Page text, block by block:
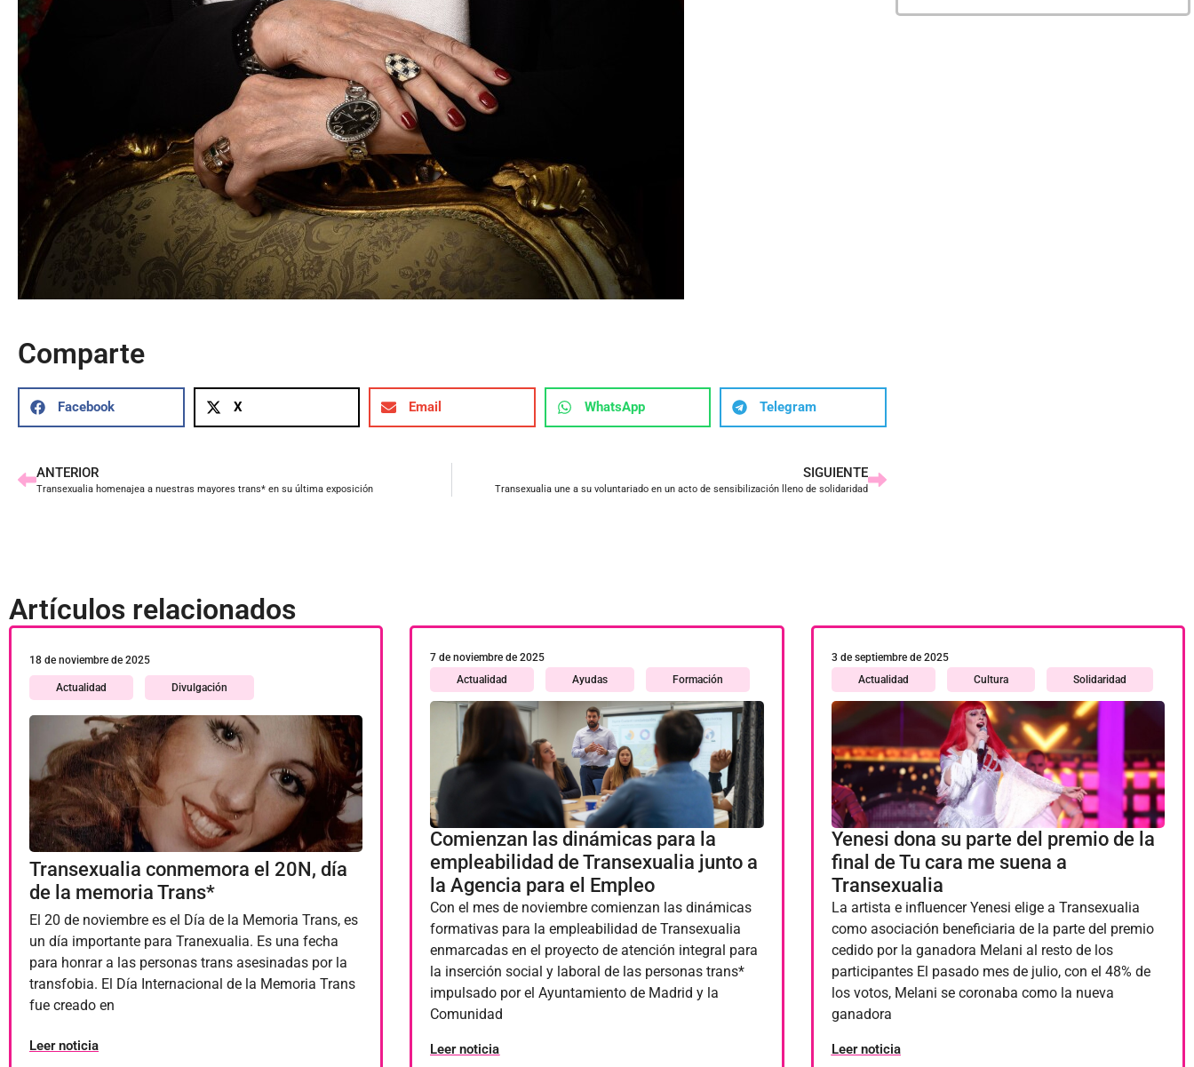
Comparte
Facebook X Email WhatsApp Telegram
ANTERIOR
Transexualia homenajea a nuestras mayores trans* en su última exposición
SIGUIENTE
Transexualia une a su voluntariado en un acto de sensibilización lleno de solidaridad
Artículos relacionados
18 de noviembre de 2025
Actualidad Divulgación
Transexualia conmemora el 20N, día
de la memoria Trans*
El 20 de noviembre es el Día de la Memoria Trans, es
un día importante para Tranexualia. Es una fecha
para honrar a las personas trans asesinadas por la
transfobia. El Día Internacional de la Memoria Trans
fue creado en
Leer noticia
7 de noviembre de 2025
Actualidad
Ayudas Formación
Comienzan las dinámicas para la
empleabilidad de Transexualia junto a
la Agencia para el Empleo
Con el mes de noviembre comienzan las dinámicas
formativas para la empleabilidad de Transexualia
enmarcadas en el proyecto de atención integral para
la inserción social y laboral de las personas trans*
impulsado por el Ayuntamiento de Madrid y la
Comunidad
Leer noticia
3 de septiembre de 2025
Actualidad
Cultura Solidaridad
Yenesi dona su parte del premio de la
final de Tu cara me suena a
Transexualia
La artista e influencer Yenesi elige a Transexualia
como asociación beneficiaria de la parte del premio
cedido por la ganadora Melani al resto de los
participantes El pasado mes de julio, con el 48% de
los votos, Melani se coronaba como la nueva
ganadora
Leer noticia